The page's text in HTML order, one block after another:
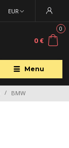
Menu
EUR
0
0 €
BMW